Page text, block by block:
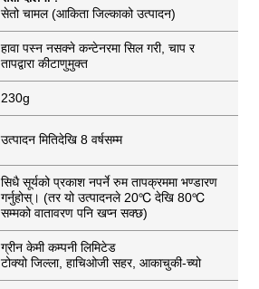
सेतो चामल (आकिता जिल्काको उत्पादन)
हावा पस्न नसक्ने कन्टेनरमा सिल गरी, चाप र
तापद्वारा कीटाणुमुक्त
230g
उत्पादन मितिदेखि 8 वर्षसम्म
सिधै सूर्यको प्रकाश नपर्ने रुम तापक्रममा भण्डारण
गर्नुहोस्। (तर यो उत्पादनले 20℃ देखि 80℃
सम्मको वातावरण पनि खप्न सक्छ)
ग्रीन केमी कम्पनी लिमिटेड
टोक्यो जिल्ला, हाचिओजी सहर, आकाचुकी-च्यो